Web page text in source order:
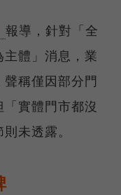
報導，針對「全
體」消息，業
稱僅因部分門
實體門市都沒
未透露。